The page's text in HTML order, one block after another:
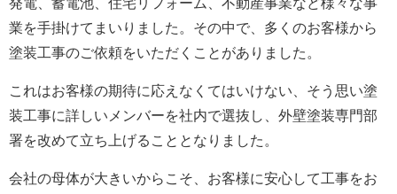
業を手掛けてまいりました。 その中で、多くのお客様から
塗装工事のご依頼をいただくことがありました。
これはお客様の期待に応えなくてはいけない、そう思い塗
装工事に詳しいメンバーを社内で選抜し、外壁塗装専門部
署を改めて立ち上げることとなりました。
会社の母体が大きいからこそ、お客様に安心して工事をお